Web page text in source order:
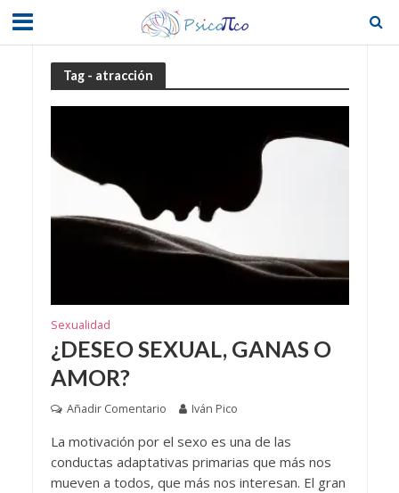
Tag - atracción
Sexualidad
¿DESEO SEXUAL, GANAS O
AMOR?
Añadir Comentario Iván Pico
La motivación por el sexo es una de las
conductas adaptativas primarias que más nos
mueven a todos, que más nos interesan. El gran